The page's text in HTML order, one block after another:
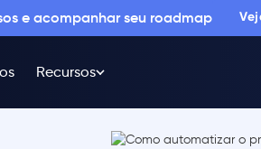
e acompanhar seu roadmap
Recursos